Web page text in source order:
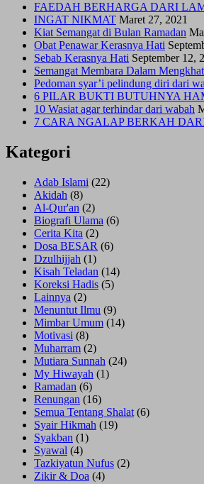
FAEDAH BERHARGA DARI
INGAT NIKMAT Maret 27, 2021
Kiat Semangat di Bulan Ramadan
Obat Penawar Kerasnya Hati
Sebab Kerasnya Hati September 12,
Semangat Membara Dalam
Pedoman syar’i pelindung diri dari
6 PILAR BUKTI BUTUHNYA
10 Wasiat agar terhindar dari wabah
7 CARA NGALAP BERKAH
Kategori
Adab Islami (22)
Akidah (8)
Al-Qur'an (2)
Biografi Ulama (6)
Cerita Kita (2)
Dosa BESAR (6)
Dzulhijjah (1)
Kisah Teladan (14)
Koreksi Hadis (5)
Lainnya (2)
Menuntut Ilmu (9)
Mimbar Umum (14)
Motivasi (8)
Muharram (2)
Mutiara Sunnah (24)
My Hiwayah (1)
Ramadan (6)
Renungan (16)
Semua Tentang Shalat (6)
Syair Hikmah (19)
Syakban (1)
Syawal (4)
Tazkiyatun Nufus (2)
Zikir & Doa (4)